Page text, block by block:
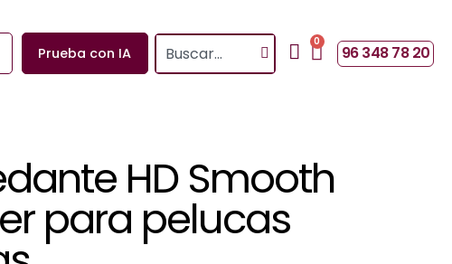
Prueba con IA Search 0
Cart96 348 78 20
HD Smooth
para pelucas